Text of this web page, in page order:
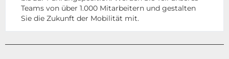
Teams von über 1.000 Mitarbeitern und gestalten
Sie die Zukunft der Mobilität mit.